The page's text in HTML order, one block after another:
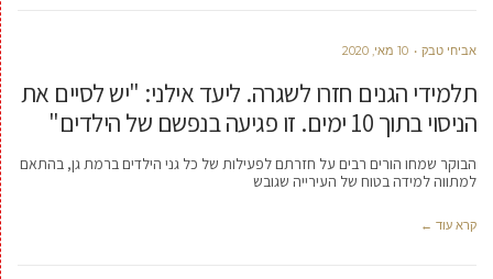
אביחי טבק 10 מאי, 2020
תלמידי הגנים חזרו לשגרה. ליעד אילני: "יש לסיים את
הניסוי בתוך 10 ימים. זו פגיעה בנפשם של הילדים"
הבוקר שמחו הורים רבים על חזרתם לפעילות של כל גני הילדים ברמת גן, בהתאם
למתווה למידה בטוח של העירייה שגובש
קרא עוד ←